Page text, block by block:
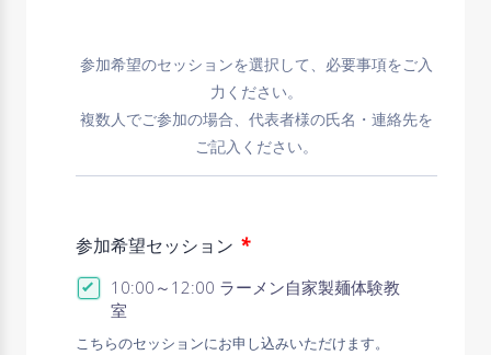
参加希望のセッションを選択して、必要事項をご入
力ください。
複数人でご参加の場合、代表者様の氏名・連絡先を
ご記入ください。
参加希望セッション *
10:00～12:00 ラーメン自家製麺体験教
室
こちらのセッションにお申し込みいただけます。